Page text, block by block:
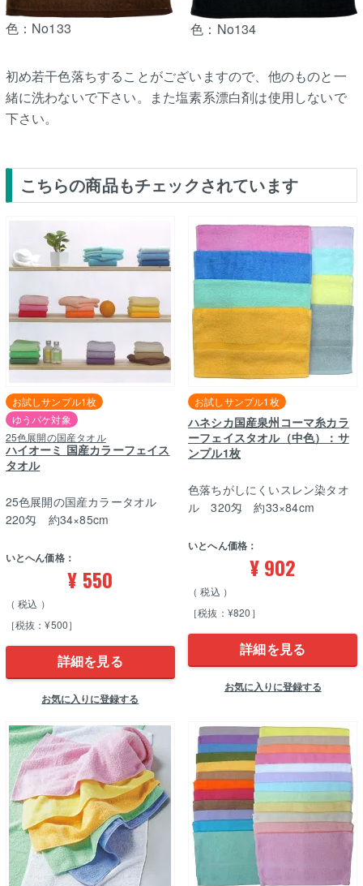
色：No133 色：No134
初め若干色落ちすることがございますので、他のものと一
緒に洗わないで下さい。また塩素系漂白剤は使用しないで
下さい。
こちらの商品もチェックされています
25色展開の国産タオル
ハイオーミ 国産カラーフェイス
タオル
お試しサンプル1枚
ゆうパケ対象
いとへん価格：
¥ 550
税込
［税抜：¥500］
25色展開の国産カラータオル
220匁 約34×85cm
詳細を見る
お気に入りに登録する
ハネシカ国産泉州コーマ糸カラ
ーフェイスタオル（中色）：サ
ンプル1枚
お試しサンプル1枚
いとへん価格：
¥902
税込
［税抜：¥820］
色落ちがしにくいスレン染タオ
ル 320匁 約33×84cm
詳細を見る
お気に入りに登録する